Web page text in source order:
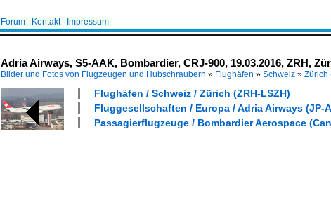
Forum Kontakt Impressum
Adria Airways, S5-AAK, Bombardier, CRJ-900, 19.03.2016, ZRH,
Bilder und Fotos von Flugzeugen und Hubschraubern » Flughäfen » Schweiz » Zürich
Flughäfen / Schweiz / Zürich (ZRH-LSZH)
Fluggesellschaften / Europa / Adria Airways (JP-
Passagierflugzeuge / Bombardier Aerospace